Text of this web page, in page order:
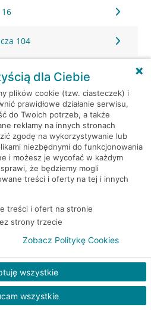
104
7
14
56
8
2
3
3
3
dla Ciebie
plików cookie (tzw. ciasteczek) i
prawidłowe działanie serwisu,
do Twoich potrzeb, a także
reklamy na innych stronach
zgodę na wykorzystywanie lub
niezbędnymi do funkcjonowania
i możesz je wycofać w każdym
że będziemy mogli
treści i oferty na tej i innych
treści i ofert na stronie
strony trzecie
wszystkie
wszystkie
Zobacz Politykę Cookies